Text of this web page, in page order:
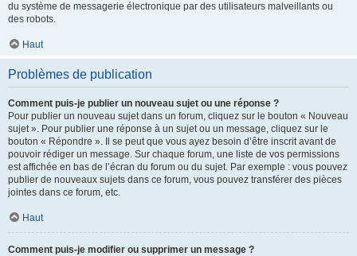
du système de messagerie électronique par des utilisateurs malveillants ou
des robots.
Haut
Problèmes de publication
Comment puis-je publier un nouveau sujet ou une réponse ?
Pour publier un nouveau sujet dans un forum, cliquez sur le bouton « Nouveau
sujet ». Pour publier une réponse à un sujet ou un message, cliquez sur le
bouton « Répondre ». Il se peut que vous ayez besoin d’être inscrit avant de
pouvoir rédiger un message. Sur chaque forum, une liste de vos permissions
est affichée en bas de l’écran du forum ou du sujet. Par exemple : vous pouvez
publier de nouveaux sujets dans ce forum, vous pouvez transférer des pièces
jointes dans ce forum, etc.
Haut
Comment puis-je modifier ou supprimer un message ?